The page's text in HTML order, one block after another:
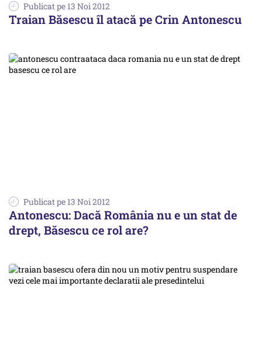
Publicat pe 13 Noi 2012
Traian Băsescu îl atacă pe Crin Antonescu
Publicat pe 13 Noi 2012
Antonescu: Dacă România nu e un stat de
drept, Băsescu ce rol are?